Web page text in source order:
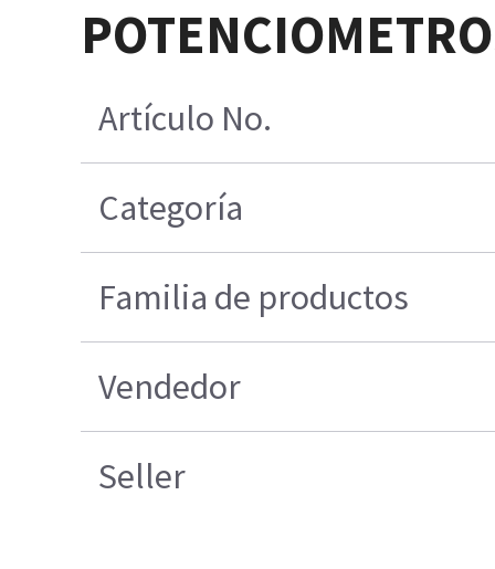
Artículo No.
Categoría
Familia de productos
Vendedor
Seller